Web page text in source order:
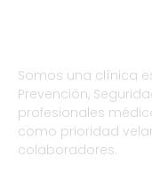
Somos una clínica
Prevención,
profesionales
como prioridad
colaboradores.